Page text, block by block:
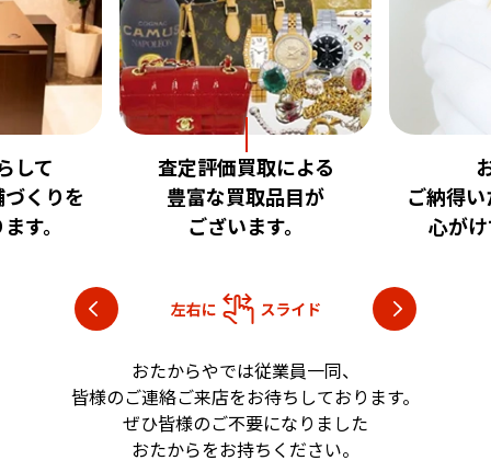
査定評価買取による
豊富な買取品目が
ございます。
ご納得いただける査
心がけております
おたからやでは従業員一同、
皆様のご連絡ご来店をお待ちしております。
ぜひ皆様のご不要になりました
おたからをお持ちください。